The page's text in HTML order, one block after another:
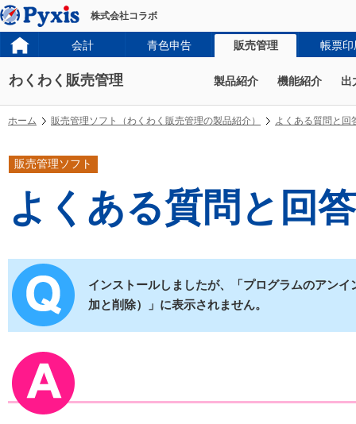
株式会社コラボ
会計 青色申告 販売管理 帳票印
わくわく販売管理 製品紹介 機能紹介 出
ホーム 販売管理ソフト（わくわく販売管理の製品紹介） よくある質問と回
販売管理ソフト
よくある質問と回答
インストールしましたが、「プログラムのアン
加と削除）」に表示されません。